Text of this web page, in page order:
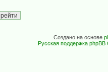
Создано на основе
Русская поддержка phpBB